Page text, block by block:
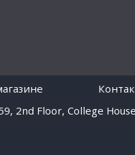
2nd Floor, College